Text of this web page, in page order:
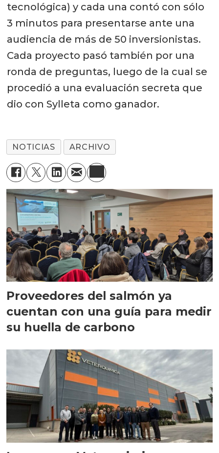
tecnológica) y cada una contó con sólo
3 minutos para presentarse ante una
audiencia de más de 50 inversionistas.
Cada proyecto pasó también por una
ronda de preguntas, luego de la cual se
procedió a una evaluación secreta que
dio con Sylleta como ganador.
NOTICIAS ARCHIVO
Proveedores del salmón ya
cuentan con una guía para medir
su huella de carbono